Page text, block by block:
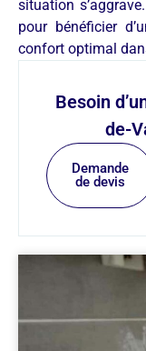
situation
pour bénéficier
confort optimal
Besoin
de-
Demande
de devis